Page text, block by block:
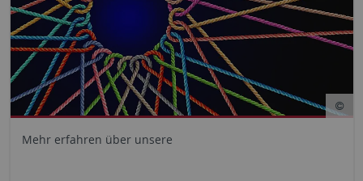
Mehr erfahren über unsere